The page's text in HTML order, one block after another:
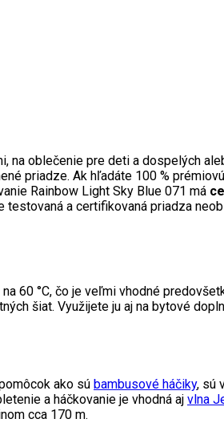
na oblečenie pre deti a dospelých
priadze. Ak hľadáte 100 %
Rainbow Light Sky Blue 071 má
testovaná a certifikovaná priadza
60 °C, čo je veľmi vhodné
šiat. Využijete ju aj na bytové
ako sú bambusové háčiky, sú
a háčkovanie je vhodná aj vlna
cca 170 m.